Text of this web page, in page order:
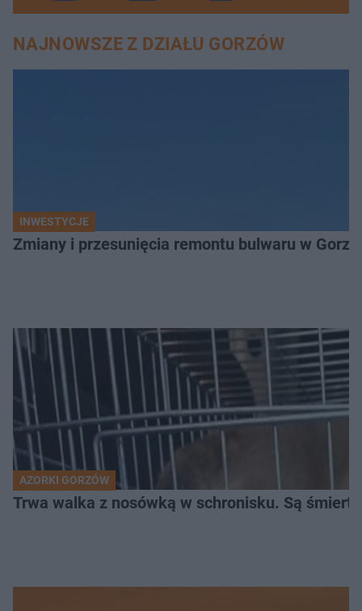
NAJNOWSZE Z DZIAŁU GORZÓW
INWESTYCJE
Zmiany i przesunięcia remontu bulwaru w
AZORKI GORZÓW
Trwa walka z nosówką w schronisku. Są